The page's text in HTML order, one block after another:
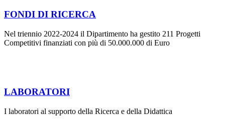
FONDI DI RICERCA
Nel triennio 2022-2024 il Dipartimento ha gestito 211 Progetti
Competitivi finanziati con più di 50.000.000 di Euro
LABORATORI
I laboratori al supporto della Ricerca e della Didattica